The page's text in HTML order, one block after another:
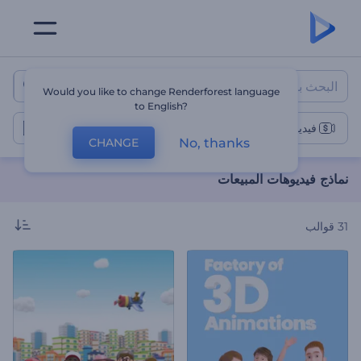
نماذج فيديوهات المبيعات
فيديوهات المبيعات
نماذج فيديوهات المبيعات
31 قوالب
Would you like to change Renderforest language
to English?
CHANGE No, thanks